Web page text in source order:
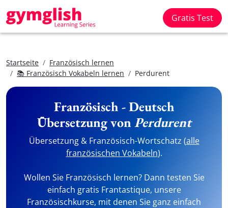
Gratis Test
Startseite
Französisch lernen
📚 Französisch Vokabeln lernen
Perdurent
Französisch - Deutsch
Übersetzung vonPerdurent
Übersetzung & Französisch-Wortschatz (alle
französischen Vokabeln).
Wollen Sie Französisch lernen? Dann testen Sie
einfach gratis Frantastique, unsere
Französischkurse, mit denen Sie ganz einfach